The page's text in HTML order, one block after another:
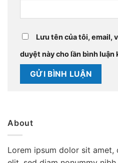
Lưu tên của tôi, email,
duyệt này cho lần bình luận
About
Lorem ipsum dolor sit amet,